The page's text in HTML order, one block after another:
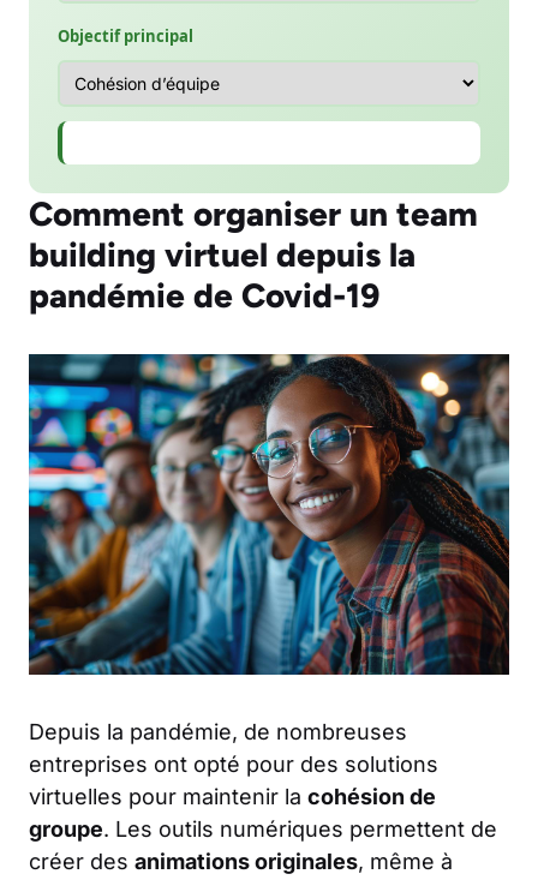
Objectif principal
Comment organiser un team
building virtuel depuis la
pandémie de Covid-19
Depuis la pandémie, de nombreuses
entreprises ont opté pour des solutions
virtuelles pour maintenir la cohésion de
groupe. Les outils numériques permettent de
créer des animations originales, même à